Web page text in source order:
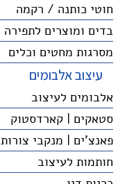
חוטי כותנה / רקמה
בדים ומוצרים לתפירה
מסרגות מחטים וכלים
עיצוב אלבומים
אלבומים לעיצוב
סטאקים | קארדסטוק
פאנצ'ים | מנקבי צורות
חותמות לעיצוב